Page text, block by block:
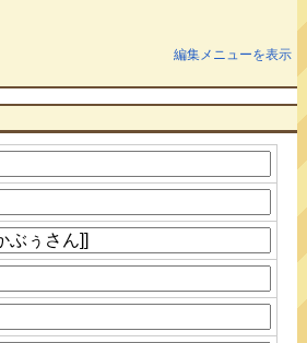
編集メニューを表示